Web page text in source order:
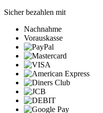
Sicher bezahlen mit
Nachnahme
Vorauskasse